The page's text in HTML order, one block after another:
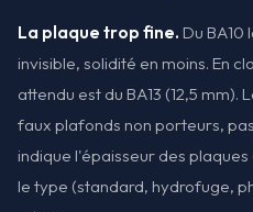
La plaque trop fine. Du BA10
invisible, solidité en moins. En
attendu est du BA13 (12,5 mm).
faux plafonds non porteurs,
indique l'épaisseur des plaques
le type (standard, hydrofuge,